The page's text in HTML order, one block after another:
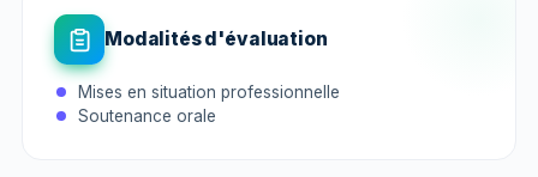
Modalités d'évaluation
Mises en situation professionnelle
Soutenance orale